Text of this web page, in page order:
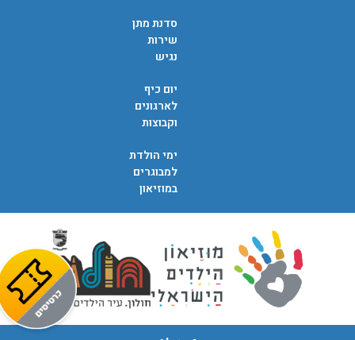
סדנת מתן
שירות
נגיש
יום כיף
לארגונים
וקבוצות
ימי הולדת
למבוגרים
במוזיאון